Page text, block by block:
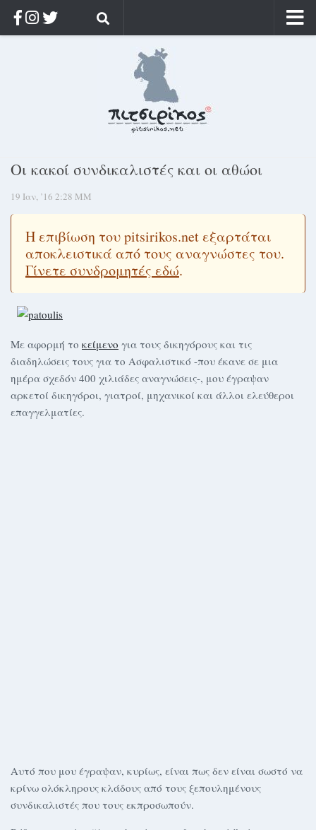
Στοχασμοί & αποφθέγματα
Διαφήμιση
Μόνο για συνδρομητές
Log in
Οι κακοί συνδικαλιστές και οι αθώοι
19 Ιαν, ’16 2:28 ΜΜ
Η επιβίωση του pitsirikos.net εξαρτάται
αποκλειστικά από τους αναγνώστες του.
Γίνετε συνδρομητές εδώ.
Με αφορμή το κείμενο για τους δικηγόρους και τις
διαδηλώσεις τους για το Ασφαλιστικό -που έκανε σε μια
ημέρα σχεδόν 400 χιλιάδες αναγνώσεις-, μου έγραψαν
αρκετοί δικηγόροι, γιατροί, μηχανικοί και άλλοι ελεύθεροι
επαγγελματίες.
Αυτό που μου έγραψαν, κυρίως, είναι πως δεν είναι σωστό να
κρίνω ολόκληρους κλάδους από τους ξεπουλημένους
συνδικαλιστές που τους εκπροσωπούν.